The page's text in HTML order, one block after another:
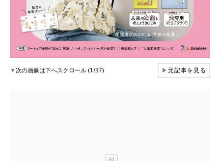
▼次の画像は下へスクロール (1/37) ▶元記事を見る